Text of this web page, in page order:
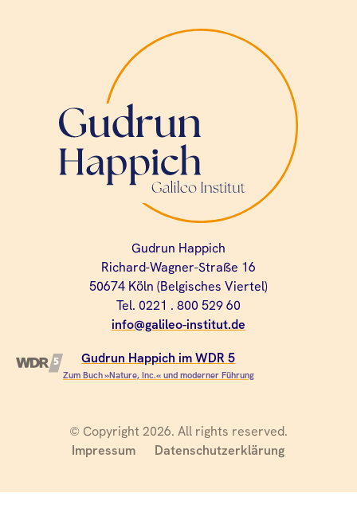
Gudrun Happich
Richard-Wagner-Straße 16
50674 Köln (Belgisches Viertel)
Tel. 0221 . 800 529 60
info@galileo-institut.de
Gudrun Happich im WDR 5
Zum Buch »Nature, Inc.« und moderner Führung
© Copyright 2026. All rights reserved.
Impressum
Datenschutzerklärung